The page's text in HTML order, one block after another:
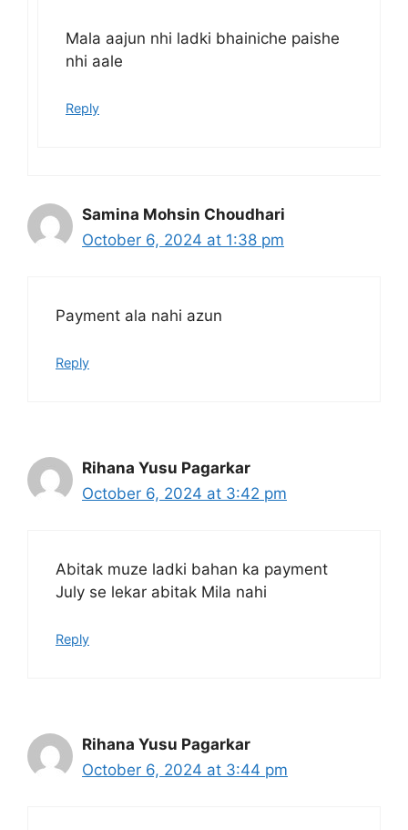
Mala aajun nhi ladki bhainiche paishe
nhi aale
Reply
Samina Mohsin Choudhari
October 6, 2024 at 1:38 pm
Payment ala nahi azun
Reply
Rihana Yusu Pagarkar
October 6, 2024 at 3:42 pm
Abitak muze ladki bahan ka payment
July se lekar abitak Mila nahi
Reply
Rihana Yusu Pagarkar
October 6, 2024 at 3:44 pm